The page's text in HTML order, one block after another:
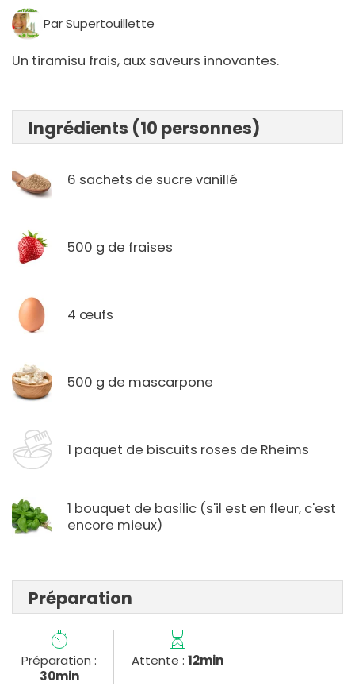
Par Supertouillette
Un tiramisu frais, aux saveurs innovantes.
Ingrédients (10 personnes)
6 sachets de sucre vanillé
500 g de fraises
4 œufs
500 g de mascarpone
1 paquet de biscuits roses de Rheims
1 bouquet de basilic (s'il est en fleur, c'est
encore mieux)
Préparation
Préparation :
30min
Attente : 12min